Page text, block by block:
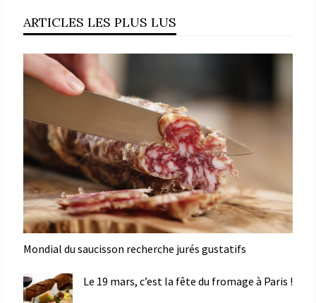
ARTICLES LES PLUS LUS
Mondial du saucisson recherche jurés gustatifs
Le 19 mars, c’est la fête du fromage à Paris !